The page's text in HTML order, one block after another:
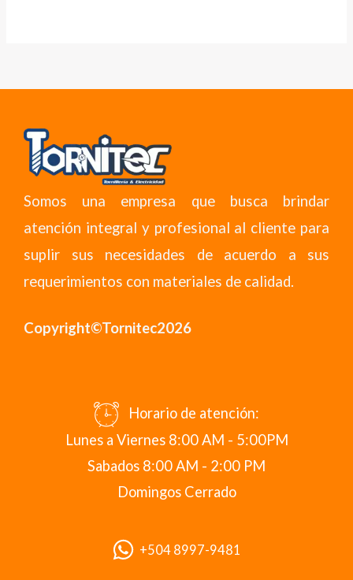
Somos una empresa que busca brindar
atención integral y profesional al cliente para
suplir sus necesidades de acuerdo a sus
requerimientos con materiales de calidad.
Copyright©Tornitec2026
Horario de atención:
Lunes a Viernes 8:00 AM - 5:00PM
Sabados 8:00 AM - 2:00 PM
Domingos Cerrado
+504 8997-9481